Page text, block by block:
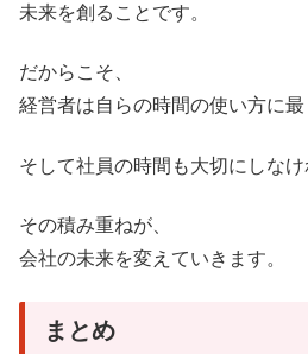
未来を創ることです。
だからこそ、
経営者は自らの時間の使い方に最
そして社員の時間も大切にしなけ
その積み重ねが、
会社の未来を変えていきます。
まとめ